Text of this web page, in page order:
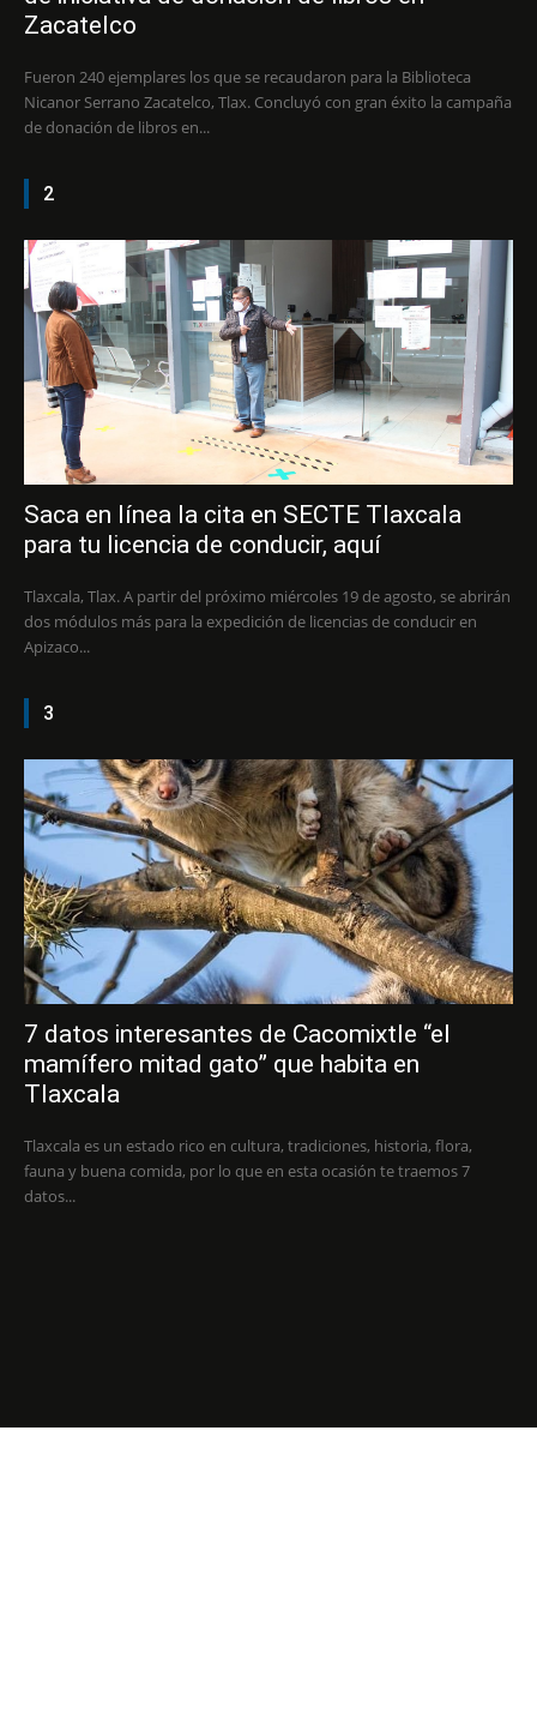
Zacatelco
Fueron 240 ejemplares los que se recaudaron para la Biblioteca
Nicanor Serrano Zacatelco, Tlax. Concluyó con gran éxito la campaña
de donación de libros en...
2
Saca en línea la cita en SECTE Tlaxcala
para tu licencia de conducir, aquí
Tlaxcala, Tlax. A partir del próximo miércoles 19 de agosto, se abrirán
dos módulos más para la expedición de licencias de conducir en
Apizaco...
3
7 datos interesantes de Cacomixtle “el
mamífero mitad gato” que habita en
Tlaxcala
Tlaxcala es un estado rico en cultura, tradiciones, historia, flora,
fauna y buena comida, por lo que en esta ocasión te traemos 7
datos...